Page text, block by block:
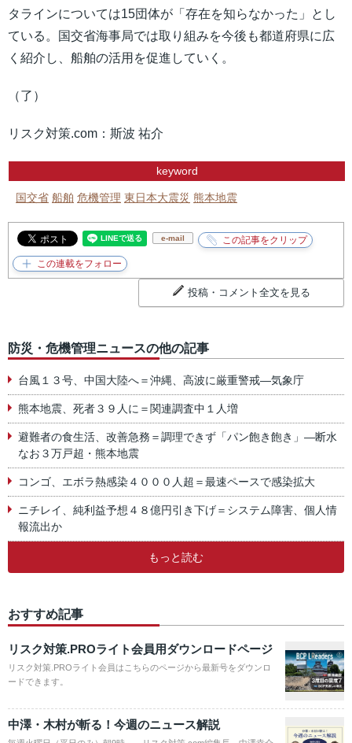
タラインについては15団体が「存在を知らなかった」とし
ている。国交省海事局では取り組みを今後も都道府県に広
く紹介し、船舶の活用を促進していく。
（了）
リスク対策.com：斯波 祐介
keyword
国交省 船舶 危機管理 東日本大震災 熊本地震
e-mail
投稿・コメント全文を見る
防災・危機管理ニュースの他の記事
台風１３号、中国大陸へ＝沖縄、高波に厳重警戒―気象庁
熊本地震、死者３９人に＝関連調査中１人増
避難者の食生活、改善急務＝調理できず「パン飽き飽き」―断水
なお３万戸超・熊本地震
コンゴ、エボラ熱感染４０００人超＝最速ペースで感染拡大
ニチレイ、純利益予想４８億円引き下げ＝システム障害、個人情
報流出か
もっと読む
おすすめ記事
リスク対策.PROライト会員用ダウンロードページ
リスク対策.PROライト会員はこちらのページから最新号をダウンロ
ードできます。
中澤・木村が斬る！今週のニュース解説